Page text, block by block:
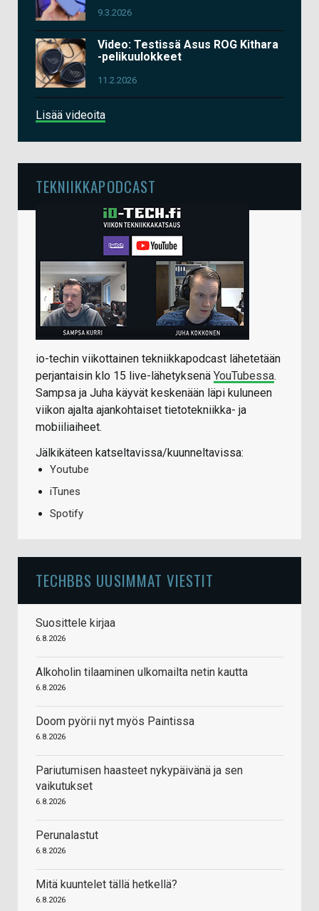
9.3.2026
Video: Testissä Asus ROG Kithara
-pelikuulokkeet
11.2.2026
Lisää videoita
TEKNIIKKAPODCAST
io-techin viikottainen tekniikkapodcast lähetetään
perjantaisin klo 15 live-lähetyksenä YouTubessa.
Sampsa ja Juha käyvät keskenään läpi kuluneen
viikon ajalta ajankohtaiset tietotekniikka- ja
mobiiliaiheet.
Jälkikäteen katseltavissa/kuunneltavissa:
Youtube
iTunes
Spotify
TECHBBS UUSIMMAT VIESTIT
Suosittele kirjaa
6.8.2026
Alkoholin tilaaminen ulkomailta netin kautta
6.8.2026
Doom pyörii nyt myös Paintissa
6.8.2026
Pariutumisen haasteet nykypäivänä ja sen
vaikutukset
6.8.2026
Perunalastut
6.8.2026
Mitä kuuntelet tällä hetkellä?
6.8.2026